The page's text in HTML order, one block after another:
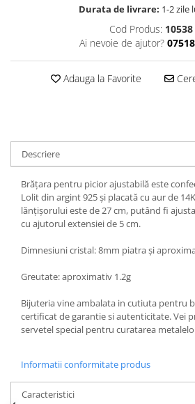
Durata de livrare: 1-2 zile
Cod Produs: 10538
Ai nevoie de ajutor?
Adauga la Favorite
Descriere
Brățara pentru picior ajustabilă este
Lolit din argint 925 și placată cu aur de
lănțișorului este de 27 cm, putând fi
cu ajutorul extensiei de 5 cm.
Dimnesiuni cristal: 8mm piatra și
Greutate: aproximativ 1.2g
Bijuteria vine ambalata in cutiuta pentru
certificat de garantie si autenticitate. Vei
servetel special pentru curatarea
Informatii conformitate produs
Caracteristici